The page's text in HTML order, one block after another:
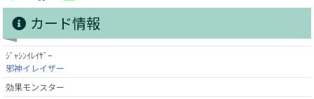
カード情報
ｼﾞｬｼﾝｲﾚｲｻﾞｰ
邪神イレイザー
効果モンスター